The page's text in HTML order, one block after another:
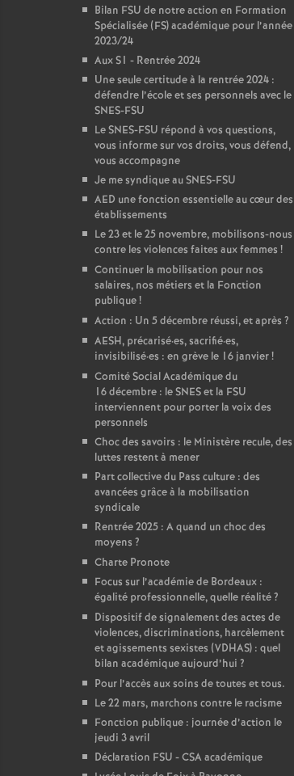
Bilan FSU de notre action en Formation
Spécialisée (FS) académique pour l’année
2023/24
Aux S1 - Rentrée 2024
Une seule certitude à la rentrée 2024 :
défendre l’école et ses personnels avec le
SNES-FSU
Le SNES-FSU répond à vos questions,
vous informe sur vos droits, vous défend,
vous accompagne
Je me syndique au SNES-FSU
AED une fonction essentielle au cœur des
établissements
Le 23 et le 25 novembre, mobilisons-nous
contre les violences faites aux femmes !
Continuer la mobilisation pour nos
salaires, nos métiers et la Fonction
publique!
Action : Un 5 décembre réussi, et après ?
AESH, précarisé·es, sacrifié·es,
invisibilisé·es : en grève le 16 janvier!
Comité Social Académique du
16 décembre : le SNES et la FSU
interviennent pour porter la voix des
personnels
Choc des savoirs : le Ministère recule, des
luttes restent à mener
Part collective du Pass culture : des
avancées grâce à la mobilisation
syndicale
Rentrée 2025 : A quand un choc des
moyens ?
Charte Pronote
Focus sur l’académie de Bordeaux :
égalité professionnelle, quelle réalité?
Dispositif de signalement des actes de
violences, discriminations, harcèlement
et agissements sexistes (VDHAS) : quel
bilan académique aujourd’hui ?
Pour l’accès aux soins de toutes et tous.
Le 22 mars, marchons contre le racisme
Fonction publique : journée d’action le
jeudi 3 avril
Déclaration FSU - CSA académique